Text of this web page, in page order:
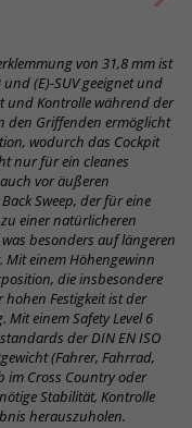
von 31,8 mm ist
(E)-SUV geeignet und
und Kontrolle während der
den Griffenden ermöglicht
wodurch das Cockpit
nur für ein cleanes
vor äußeren
Sweep, der für eine
einer natürlicheren
besonders auf längeren
Mit einem Höhengewinn
die insbesondere
Festigkeit ist der
einem Safety Level 6
der DIN EN ISO
(Fahrer, Fahrrad,
im Cross Country oder
Stabilität, Kontrolle
herauszuholen.